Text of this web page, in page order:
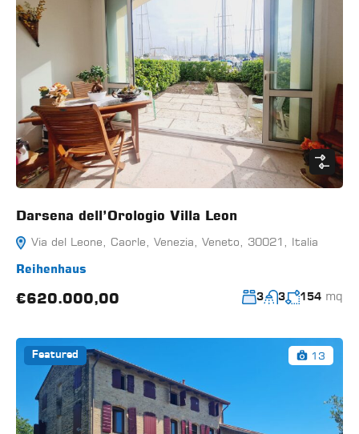
Darsena dell’Orologio Villa Leon
Via del Leone, Caorle, Venezia, Veneto, 30021, Italia
Reihenhaus
€620.000,00 3 3 154 mq
Featured 13